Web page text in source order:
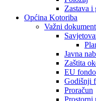
Zastava i
Općina Kotoriba
Važni
Javna
Zaštita
EU
Godišnji
Proračun
Prostorni